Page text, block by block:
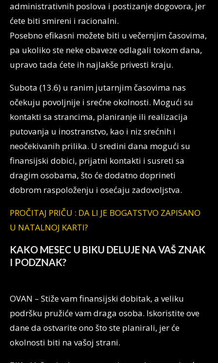
administrativnih poslova i postizanje dogovora, jer
ćete biti smireni i racionalni.
Posebno efikasni možete biti u večernjim časovima,
pa ukoliko ste neke obaveze odlagali tokom dana,
upravo tada ćete ih najlakše privesti kraju.
Subota (13.6) u ranim jutarnjim časovima nas
očekuju povoljnije i srećne okolnosti. Mogući su
kontakti sa strancima, planiranje ili realizacija
putovanja u inostranstvo, kao i niz srećnih i
neočekivanih prilika. U sredini dana mogući su
finansijski dobici, prijatni kontakti i susreti sa
dragim osobama, što će dodatno doprineti
dobrom raspoloženju i osećaju zadovoljstva.
PROČITAJ PRIČU : DA LI JE BOGATSTVO ZAPISANO
U NATALNOJ KARTI?
KAKO MESEC U BIKU DELUJE NA VAŠ ZNAK
I PODZNAK?
OVAN – Stiže vam finansijski dobitak, a veliku
podršku pružiće vam draga osoba. Iskoristite ove
dane da ostvarite ono što ste planirali, jer će
okolnosti biti na vašoj strani.